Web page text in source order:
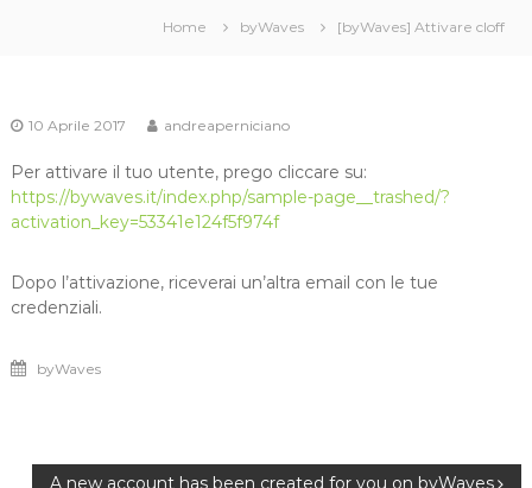
Home byWaves [byWaves] Attivare cloff
10 Aprile 2017 andreaperniciano
Per attivare il tuo utente, prego cliccare su:
https://bywaves.it/index.php/sample-page__trashed/?
activation_key=53341e124f5f974f
Dopo l’attivazione, riceverai un’altra email con le tue
credenziali.
byWaves
A new account has been created for you on byWaves